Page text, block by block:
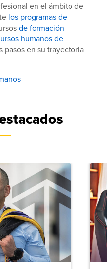
en el ámbito de
los programas de
de formación
humanosde
pasos en su trayectoria